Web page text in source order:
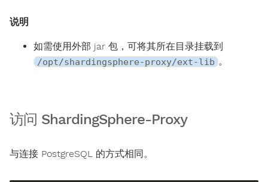
说明
如需使用外部 jar 包，可将其所在目录挂载到
/opt/shardingsphere-proxy/ext-lib 。
访问 ShardingSphere-Proxy
与连接 PostgreSQL 的方式相同。